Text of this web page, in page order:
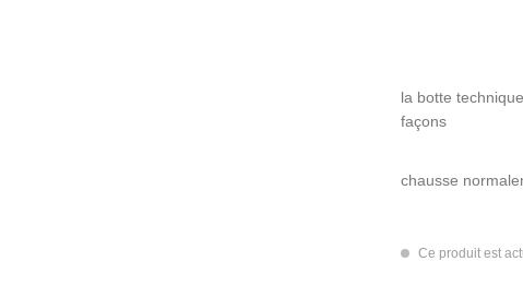
la botte
façons
chausse
Ce produit est